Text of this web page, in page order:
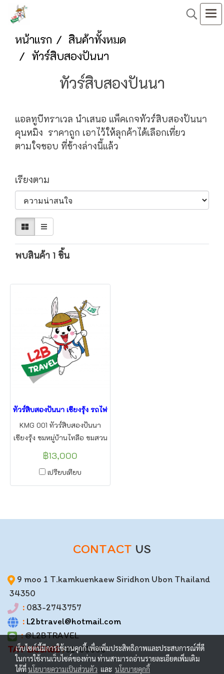
หน้าแรก
สินค้าทั้งหมด
ทัวร์สิบสองปันนา
ทัวร์สิบสองปันนา
แอลทูบีทราเวล นำเสนอ แพ็คเกจทัวร์สิบสองปันนา
คุนหมิง ราคาถูก เอาไว้ให้ลุกค้าได้เลือกเที่ยว
ตามใจชอบ ที่ข้างล่างนี้แล้ว
เรียงตาม
พบสินค้า 1 ชิ้น
ทัวร์สิบสองปันนา เชียงรุ้ง รถไฟฟ้า 4วัน3คืน เริ่มจากหนองคาย
KMG 001 ทัวร์สิบสองปันนา
เชียงรุ้ง ชมหมู่บ้านไทลือ ชมสวน
ป่าดงดิบ วัดหลวง สัมผัสเส้นทาง
รถไฟฟ้าความเร็วสูง จาก
เวียงจันทน์
฿13,000
เปรียบเทียบ
CONTACT US
9 moo 1 T.kamkuenkaew Siridhon Ubon Thailand
34350
: 083-2743757
: L2btravel@hotmail.com
:@L2BTRAVEL
TAT LICENSE:51-00600
เว็บไซต์นี้มีการใช้งานคุกกี้ เพื่อเพิ่มประสิทธิภาพและประสบการณ์ที่ดี
ในการใช้งานเว็บไซต์ของท่าน ท่านสามารถอ่านรายละเอียดเพิ่มเติม
ได้ที่นโยบายความเป็นส่วนตัว และ นโยบายคุกกี้